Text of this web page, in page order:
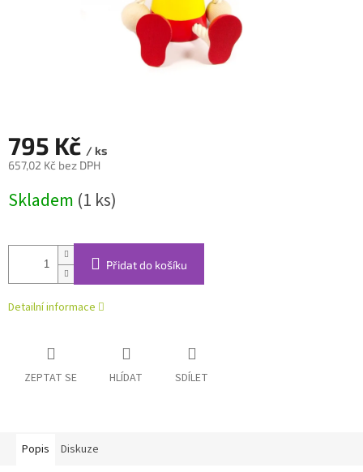
795 Kč / ks
657,02 Kč bez DPH
cena:
Skladem (1 ks)
Přidat do košíku
Detailní informace
ZEPTAT SE HLÍDAT SDÍLET
Popis Diskuze